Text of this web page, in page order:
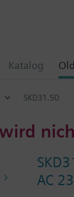
Katalog
SKD31.50
AC